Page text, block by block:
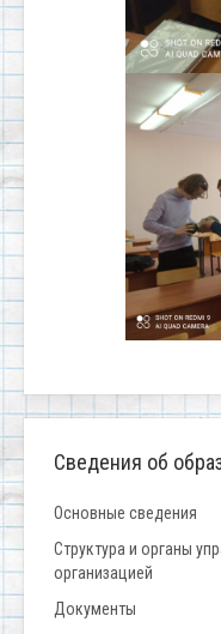
Сведения об
Основные сведения
Структура и органы
организацией
Документы